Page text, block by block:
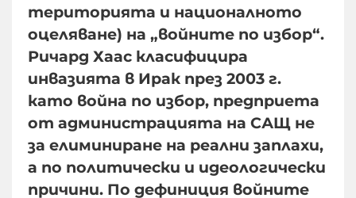
територията и националното
оцеляване) на „войните по избор“.
Ричард Хаас класифицира
инвазията в Ирак през 2003 г.
като война по избор, предприета
от администрацията на САЩ не
за елиминиране на реални заплахи,
а по политически и идеологически
причини. По дефиниция войните